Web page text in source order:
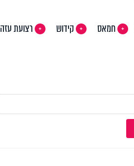
חמאס קידוש רצועת עזה